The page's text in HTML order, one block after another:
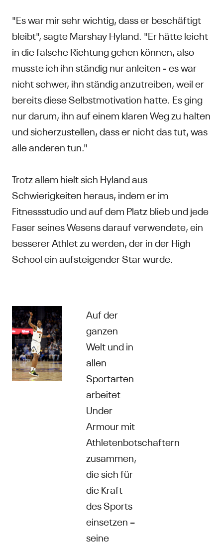
"Es war mir sehr wichtig, dass er beschäftigt
bleibt", sagte Marshay Hyland. "Er hätte leicht
in die falsche Richtung gehen können, also
musste ich ihn ständig nur anleiten - es war
nicht schwer, ihn ständig anzutreiben, weil er
bereits diese Selbstmotivation hatte. Es ging
nur darum, ihn auf einem klaren Weg zu halten
und sicherzustellen, dass er nicht das tut, was
alle anderen tun."
Trotz allem hielt sich Hyland aus
Schwierigkeiten heraus, indem er im
Fitnessstudio und auf dem Platz blieb und jede
Faser seines Wesens darauf verwendete, ein
besserer Athlet zu werden, der in der High
School ein aufsteigender Star wurde.
Auf der
ganzen
Welt und in
allen
Sportarten
arbeitet
Under
Armour mit
Athletenbotschaftern
zusammen,
die sich für
die Kraft
des Sports
einsetzen –
seine